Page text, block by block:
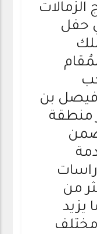
حفل
المُقام
فيصل بن
منطقة
ضمن
من
يزيد
في مختلف